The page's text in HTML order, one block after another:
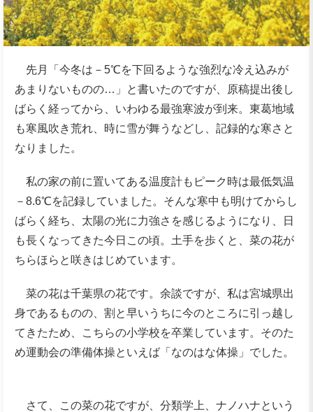
先月「今冬は－5℃を下回るような強烈な冷え込みが
あまりないものの…」と書いたのですが、原稿提出後し
ばらく経ってから、いわゆる最強寒波が到来。東葛地域
も寒風吹き荒れ、時に雪が舞うなどし、記録的な寒さと
なりました。
私の家の前に置いてある温度計もピーク時は最低気温
－8.6℃を記録していました。そんな寒中も明けてからし
ばらく経ち、太陽の光に力強さを感じるようになり、日
も長くなってきた今日この頃。土手を歩くと、菜の花が
ちらほらと咲きはじめています。
菜の花は千葉県の花です。余談ですが、私は宮城県出
身であるものの、割と早いうちに今のところに引っ越し
てきたため、こちらの小学校を卒業しています。そのた
め運動会の準備体操といえば「なのはな体操」でした。
さて、この菜の花ですが、分類学上、ナノハナという